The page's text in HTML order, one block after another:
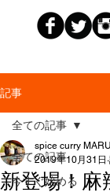
記事
全ての記事
今すぐ始める
全ての記事
新登場！麻
spice curry
2019年10月31日